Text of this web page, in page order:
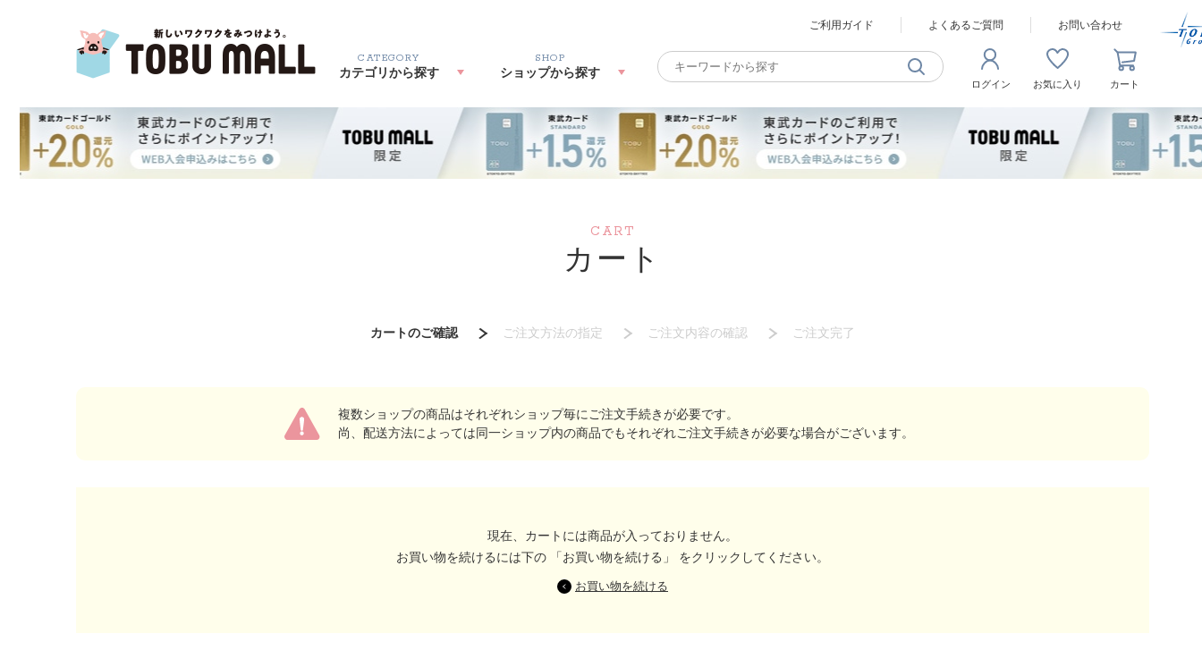
ご利用ガイド よくあるご質問 お問い合わせ
CATEGORY
カテゴリから探す
SHOP
ショップから探す
ログイン お気に入り カート
CART
カート
カートのご確認 ご注文方法の指定 ご注文内容の確認 ご注文完了
複数ショップの商品はそれぞれショップ毎にご注文手続きが必要です。
尚、配送方法によっては同一ショップ内の商品でもそれぞれご注文手続きが必要な場合がございます。
現在、カートには商品が入っておりません。
お買い物を続けるには下の 「お買い物を続ける」 をクリックしてください。